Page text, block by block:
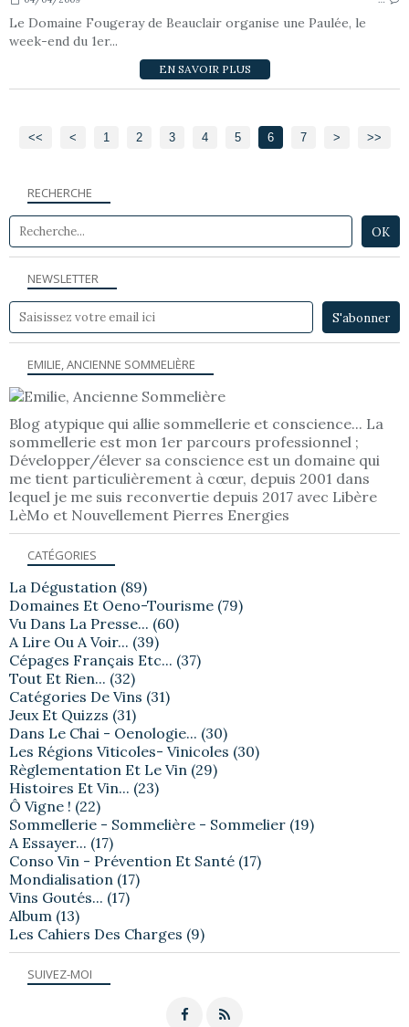
Le Domaine Fougeray de Beauclair organise une Paulée, le
week-end du 1er...
EN SAVOIR PLUS
<< < 1 2 3 4 5 6 7 > >>
NEWSLETTER
SUIVEZ-MOI
RECHERCHE
EMILIE, ANCIENNE SOMMELIÈRE
Blog atypique qui allie sommellerie et conscience... La
sommellerie est mon 1er parcours professionnel ;
Développer/élever sa conscience est un domaine qui
me tient particulièrement à cœur, depuis 2001 dans
lequel je me suis reconvertie depuis 2017 avec Libère
LèMo et Nouvellement Pierres Energies
CATÉGORIES
La Dégustation (89)
Domaines Et Oeno-Tourisme (79)
Vu Dans La Presse... (60)
A Lire Ou A Voir... (39)
Cépages Français Etc... (37)
Tout Et Rien... (32)
Catégories De Vins (31)
Jeux Et Quizzs (31)
Dans Le Chai - Oenologie... (30)
Les Régions Viticoles- Vinicoles (30)
Règlementation Et Le Vin (29)
Histoires Et Vin... (23)
Ô Vigne ! (22)
Sommellerie - Sommelière - Sommelier (19)
A Essayer... (17)
Conso Vin - Prévention Et Santé (17)
Mondialisation (17)
Vins Goutés... (17)
Album (13)
Les Cahiers Des Charges (9)